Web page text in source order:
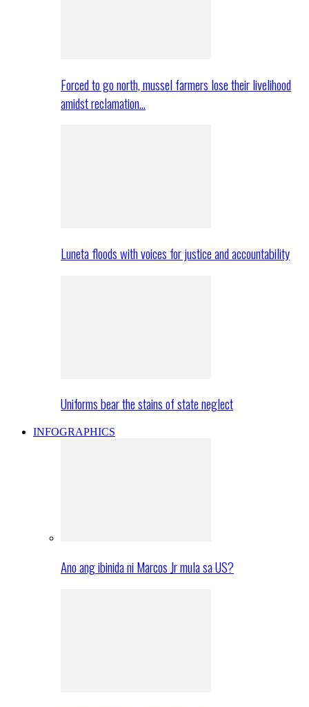
Forced to go north, mussel farmers lose their livelihood
amidst reclamation…
Luneta floods with voices for justice and accountability
Uniforms bear the stains of state neglect
INFOGRAPHICS
Ano ang ibinida ni Marcos Jr mula sa US?